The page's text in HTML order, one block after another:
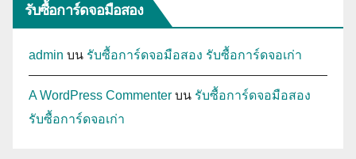
รับซื้อการ์ดจอมือสอง
admin บน รับซื้อการ์ดจอมือสอง รับซื้อการ์ดจอเก่า
A WordPress Commenter บน รับซื้อการ์ดจอมือสอง
รับซื้อการ์ดจอเก่า